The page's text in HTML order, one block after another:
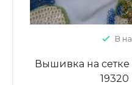
В
Вышивка на сетке
19320